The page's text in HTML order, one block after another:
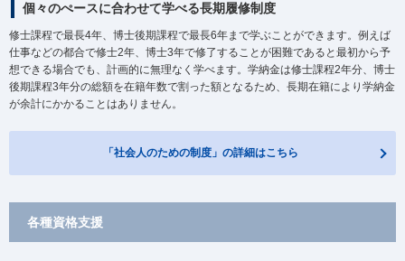
個々のぺースに合わせて学べる長期履修制度
修士課程で最長4年、博士後期課程で最長6年まで学ぶことができます。例えば
仕事などの都合で修士2年、博士3年で修了することが困難であると最初から予
想できる場合でも、計画的に無理なく学べます。学納金は修士課程2年分、博士
後期課程3年分の総額を在籍年数で割った額となるため、長期在籍により学納金
が余計にかかることはありません。
「社会人のための制度」の詳細はこちら
各種資格支援